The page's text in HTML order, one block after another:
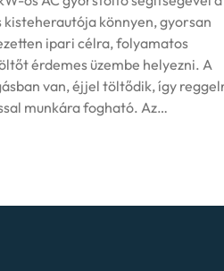
könnyen, gyorsan
ipari célra, folyamatos
érdemes üzembe helyezni. A
van, éjjel töltődik, így
munkára fogható. Az…